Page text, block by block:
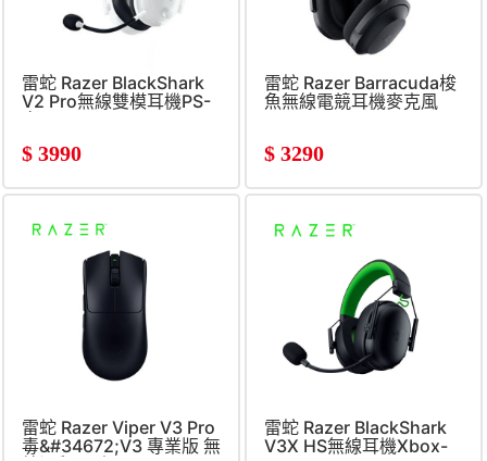
雷蛇 Razer BlackShark
V2 Pro無線雙模耳機PS-
$ 3990
雷蛇 Razer Barracuda梭
魚無線電競耳機麥克風
$ 3290
雷蛇 Razer Viper V3 Pro
毒&#34672;V3 專業版 無
雷蛇 Razer BlackShark
V3X HS無線耳機Xbox-